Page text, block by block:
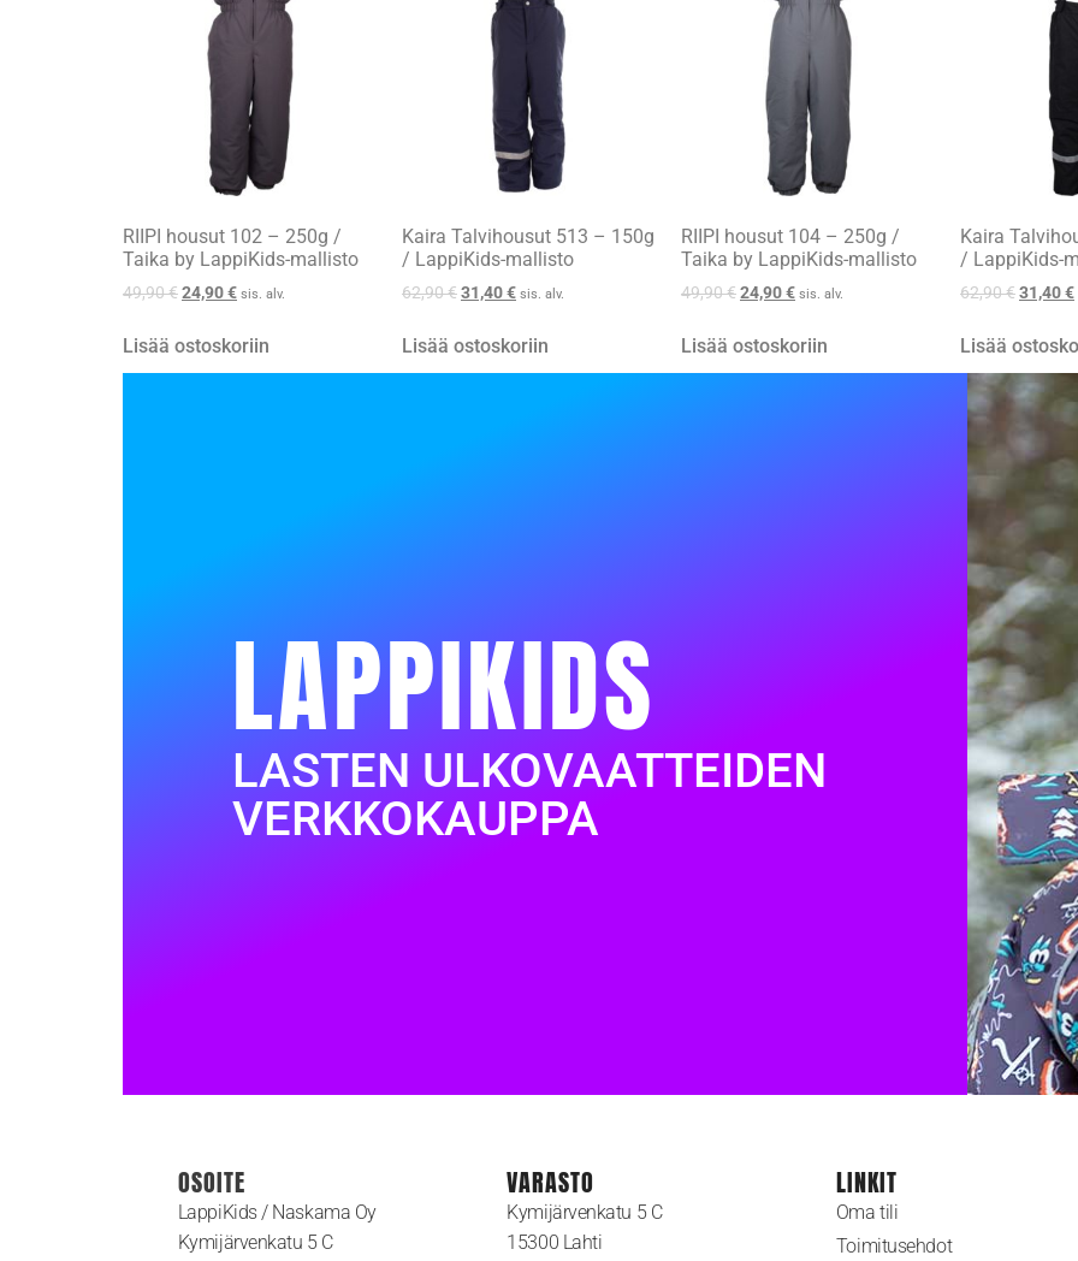
RIIPI housut 102 – 250g /
Taika by LappiKids-mallisto
49,90€24,90€ sis. alv.
Lisää ostoskoriin
Kaira Talvihousut 513 – 150g
/ LappiKids-mallisto
62,90€31,40€ sis. alv.
Lisää ostoskoriin
RIIPI housut 104 – 250g /
Taika by LappiKids-mallisto
49,90€24,90€ sis. alv.
Lisää ostoskoriin
Kaira
/ LappiKids-
62,90€31,40€
Lisää
LAPPIKIDS
LASTEN ULKOVAATTEIDEN
VERKKOKAUPPA
OSOITE
LappiKids / Naskama Oy
Kymijärvenkatu 5 C
VARASTO
Kymijärvenkatu 5 C
15300 Lahti
LINKIT
Oma tili
Toimitusehdot